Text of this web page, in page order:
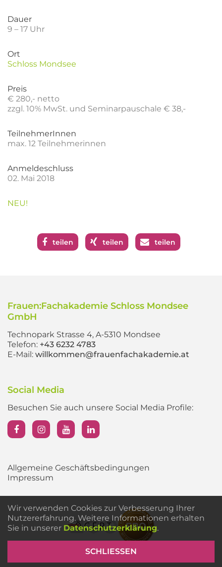
Dauer
9 – 17 Uhr
Ort
Schloss Mondsee
Preis
€ 280,- netto
zzgl. 10% MwSt. und Seminarpauschale € 38,-
TeilnehmerInnen
max. 12 Teilnehmerinnen
Anmeldeschluss
02. Mai 2018
NEU!
teilen teilen teilen
Frauen:Fachakademie Schloss Mondsee
GmbH
Technopark Strasse 4, A-5310 Mondsee
Telefon: +43 6232 4783
E-Mail: willkommen@frauenfachakademie.at
Social Media
Besuchen Sie auch unsere Social Media Profile:
Allgemeine Geschäftsbedingungen
Impressum
Wir verwenden Cookies zur Verbesserung Ihrer
Nutzererfahrung. Weitere Informationen erhalten
Sie in unserer Datenschutzerklärung.
SCHLIESSEN